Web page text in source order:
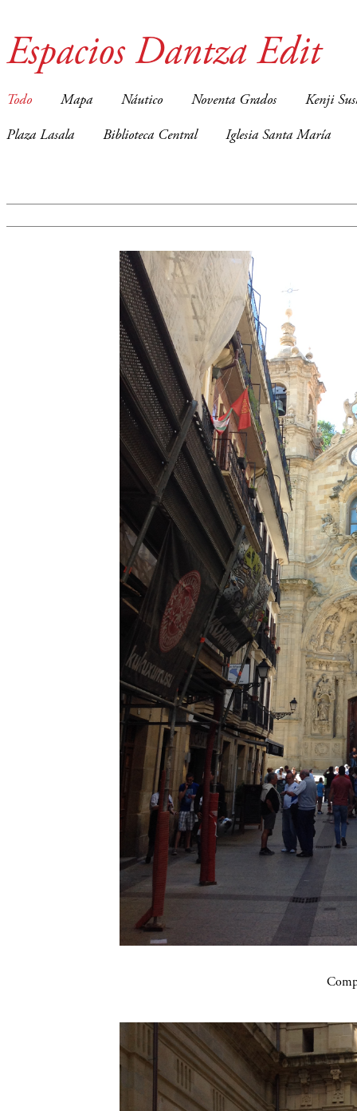
Espacios Dantza Edit
Todo Mapa Náutico Noventa Grados Kenji
Plaza Lasala Biblioteca Central Iglesia Santa María